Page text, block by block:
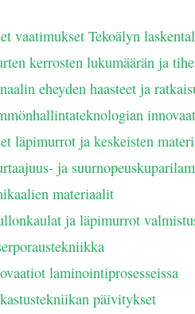
vaatimukset Tekoälyn
kerrosten lukumäärän ja
eheyden haasteet ja
läpimurrot ja keskeisten
ja
materiaalit
ja läpimurrot
laminointiprosesseissa
päivitykset